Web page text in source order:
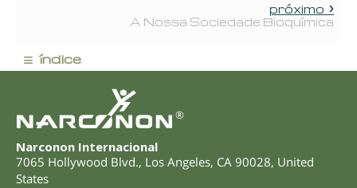
próximo
A Nossa Sociedade Bioquímica
≡ índice
®
Narconon Internacional
7065 Hollywood Blvd., Los Angeles, CA 90028, United
States